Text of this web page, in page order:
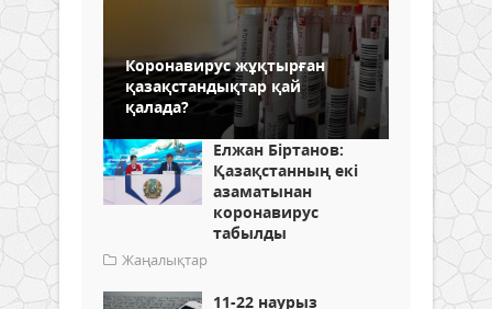
Коронавирус жұқтырған
қазақстандықтар қай
қалада?
Елжан Біртанов:
Қазақстанның екі
азаматынан
коронавирус
табылды
Жаңалықтар
11-22 наурыз